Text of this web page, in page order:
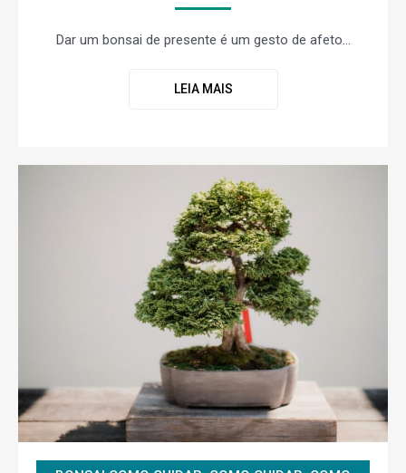
Dar um bonsai de presente é um gesto de afeto...
LEIA MAIS